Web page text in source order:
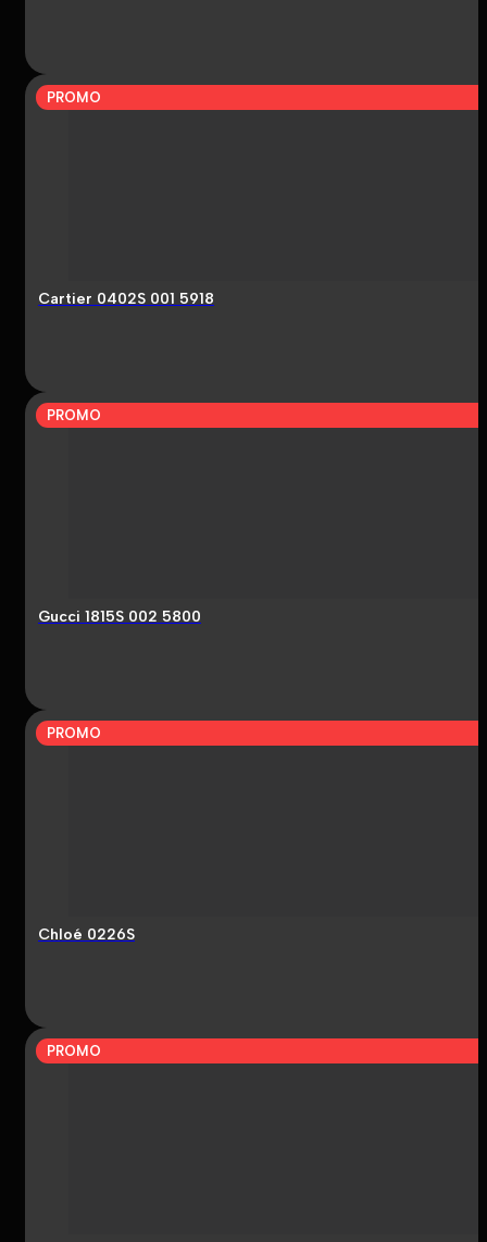
PROMO
Cartier 0402S 001 5918
PROMO
Gucci 1815S 002 5800
PROMO
Chloé 0226S
PROMO